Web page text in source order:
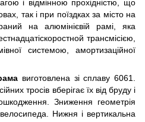
і відмінною прохідністю, що
так і при поїздках за місто на
на алюмінієвій рамі, яка
трансмісією,
системою, амортизаційної
виготовлена ​​зі сплаву 6061.
тросів вберігає їх від бруду і
Зниження геометрія
Нижня і вертикальна